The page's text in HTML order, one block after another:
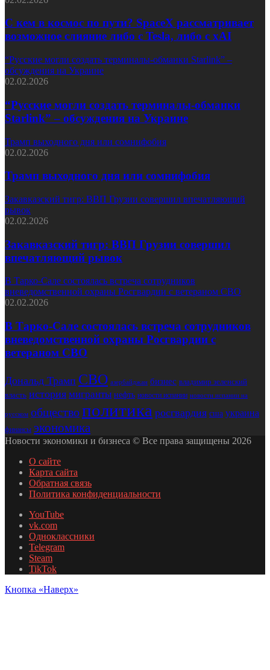
С кем в космос по пути? SpaceX рассматривает
возможное слияние либо с Tesla, либо с xAI
“Русские могли создать терминалы-обманки Starlink” –
обсуждения на Украине
02.02.2026
“Русские могли создать терминалы-обманки
Starlink” – обсуждения на Украине
Трамп выходного дня или сомнифобия
02.02.2026
Трамп выходного дня или сомнифобия
Закавказский тигр: ВВП Грузии совершил впечатляющий
рывок
02.02.2026
Закавказский тигр: ВВП Грузии совершил
впечатляющий рывок
В Тарко-Сале состоялась встреча сотрудников
вневедомственной охраны Росгвардии с ветераном СВО
02.02.2026
В Тарко-Сале состоялась встреча сотрудников
вневедомственной охраны Росгвардии с
ветераном СВО
Дональд Трамп СВО азербайджан бизнес владимир зеленский
власть история мигранты нефть новости испании новости испании на
русском обществополитика росгвардия сша украина
финансы экономика
Новости экономики и бизнеса © Все права защищены 2026
О сайте
Карта сайта
Обратная связь
Политика конфиденциальности
YouTube
vk.com
Одноклассники
Telegram
Steam
TikTok
Кнопка «Наверх»